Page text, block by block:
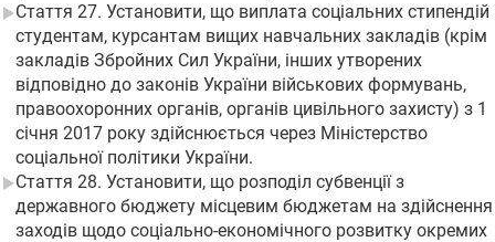
Стаття 27. Установити, що виплата соціальних стипендій
студентам, курсантам вищих навчальних закладів (крім
закладів Збройних Сил України, інших утворених
відповідно до законів України військових формувань,
правоохоронних органів, органів цивільного захисту) з 1
січня 2017 року здійснюється через Міністерство
соціальної політики України.
Стаття 28. Установити, що розподіл субвенції з
державного бюджету місцевим бюджетам на здійснення
заходів щодо соціально-економічного розвитку окремих